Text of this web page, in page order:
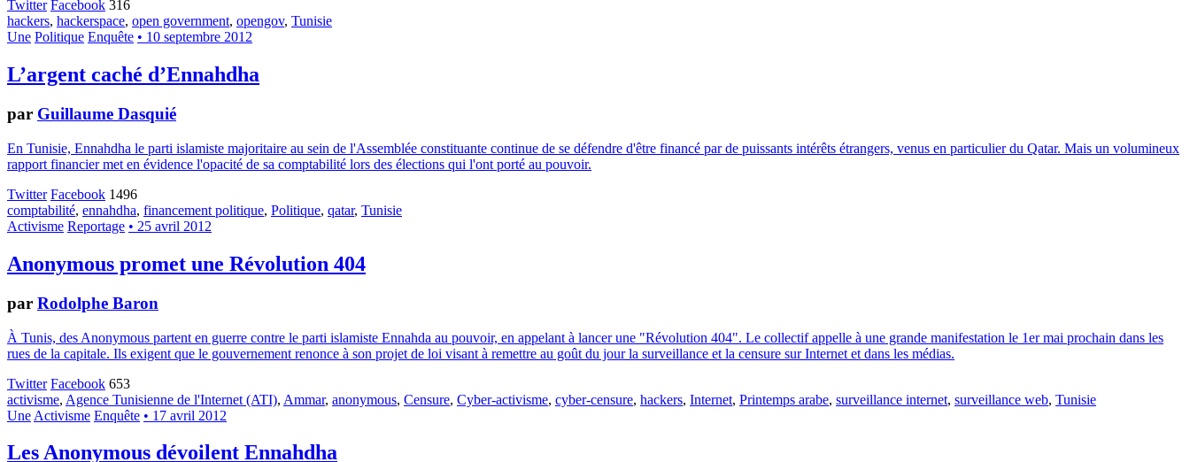
Twitter Facebook 316
hackers, hackerspace, open government, opengov, Tunisie
Une Politique Enquête • 10 septembre 2012
L’argent caché d’Ennahdha
par Guillaume Dasquié
En Tunisie, Ennahdha le parti islamiste majoritaire au sein de l'Assemblée constituante continue de se défendre d'être financé par de puissants intérêts étrangers, venus en particulier du Qatar. Mais un volumineux
rapport financier met en évidence l'opacité de sa comptabilité lors des élections qui l'ont porté au pouvoir.
Twitter Facebook 1496
comptabilité, ennahdha, financement politique, Politique, qatar, Tunisie
Activisme Reportage • 25 avril 2012
Anonymous promet une Révolution 404
par Rodolphe Baron
À Tunis, des Anonymous partent en guerre contre le parti islamiste Ennahda au pouvoir, en appelant à lancer une "Révolution 404". Le collectif appelle à une grande manifestation le 1er mai prochain dans les
rues de la capitale. Ils exigent que le gouvernement renonce à son projet de loi visant à remettre au goût du jour la surveillance et la censure sur Internet et dans les médias.
Twitter Facebook 653
activisme, Agence Tunisienne de l'Internet (ATI), Ammar, anonymous, Censure, Cyber-activisme, cyber-censure, hackers, Internet, Printemps arabe, surveillance internet, surveillance web, Tunisie
Une Activisme Enquête • 17 avril 2012
Les Anonymous dévoilent Ennahdha